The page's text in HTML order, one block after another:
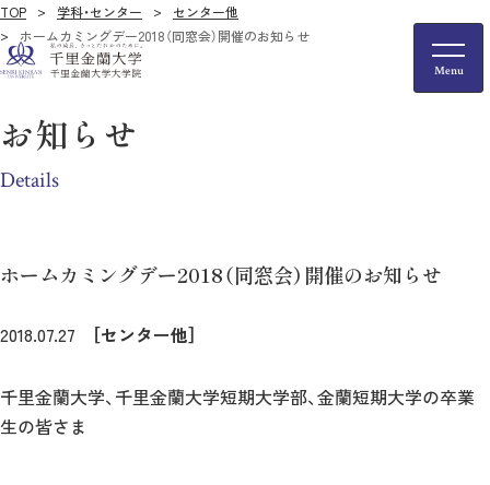
TOP 学科・センター
センター他
ホームカミングデー2018（同窓会）開催のお知らせ
お知らせ
Details
ホームカミングデー2018（同窓会）開催のお知らせ
2018.07.27 ［センター他］
千里金蘭大学、千里金蘭大学短期大学部、金蘭短期大学の卒業
生の皆さま